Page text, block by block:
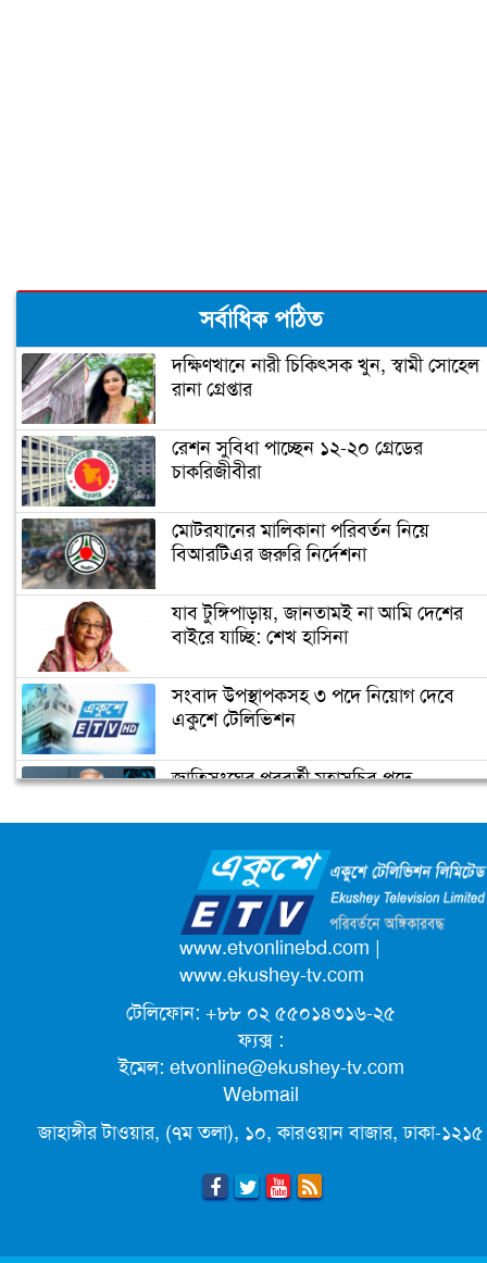
সর্বাধিক পঠিত
দক্ষিণখানে নারী চিকিৎসক খুন, স্বামী সোহেল
রানা গ্রেপ্তার
রেশন সুবিধা পাচ্ছেন ১২-২০ গ্রেডের
চাকরিজীবীরা
মোটরযানের মালিকানা পরিবর্তন নিয়ে
বিআরটিএর জরুরি নির্দেশনা
যাব টুঙ্গিপাড়ায়, জানতামই না আমি দেশের
বাইরে যাচ্ছি: শেখ হাসিনা
সংবাদ উপস্থাপকসহ ৩ পদে নিয়োগ দেবে
একুশে টেলিভিশন
জাতিসংঘের পরবর্তী মহাসচিব পদে
ক্যাম্পাস অ্যাম্বাসেডর নিয়োগ দিচ্ছে একুশে
টেলিভিশন
পদোন্নতি পেয়ে সচিব হলেন ২ কর্মকর্তা
লিগ্যাল এইডের মাধ্যমে সন্তান ফিরে পেল
সেই কিশোরী মা জুঁই
জেট ফুয়েলের দাম কমলো লিটারে ১৯ টাকা
মূল্যস্ফীতি কমে জুনে ৯ দশমিক ১৬ শতাংশ
www.etvonlinebd.com |
www.ekushey-tv.com
টেলিফোন: +৮৮ ০২ ৫৫০১৪৩১৬-২৫
ফ্যক্স :
ইমেল: etvonline@ekushey-tv.com
Webmail
জাহাঙ্গীর টাওয়ার, (৭ম তলা), ১০, কারওয়ান বাজার, ঢাকা-১২১৫